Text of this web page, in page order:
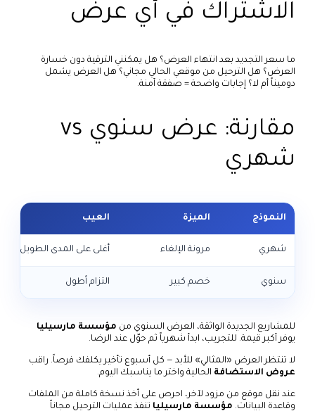
الاشتراك في أي عرض
ما سعر التجديد بعد انتهاء العرض؟ هل يمكنني الترقية دون خسارة
العرض؟ هل الترحيل من موقعي الحالي مجاني؟ هل العرض يشمل
دوميناً أم لا؟ إجابات واضحة = صفقة آمنة.
مقارنة: عرض سنوي vs
شهري
النموذج الميزة العيب
شهري مرونة الإلغاء أغلى على المدى الطويل
سنوي خصم كبير التزام أطول
للمشاريع الجديدة الواثقة، العرض السنوي من مؤسسة مارسيليا
يوفر أكبر قيمة. للتجريب، ابدأ شهرياً ثم حوّل عند الرضا.
لا تنتظر العرض «المثالي» للأبد — كل أسبوع تأخير يكلفك فرصاً. راقب
عروض الاستضافة الحالية واختر ما يناسبك اليوم.
عند نقل موقع من مزود لآخر، احرص على أخذ نسخة كاملة من الملفات
وقاعدة البيانات. مؤسسة مارسيليا تنفذ عمليات الترحيل مجاناً